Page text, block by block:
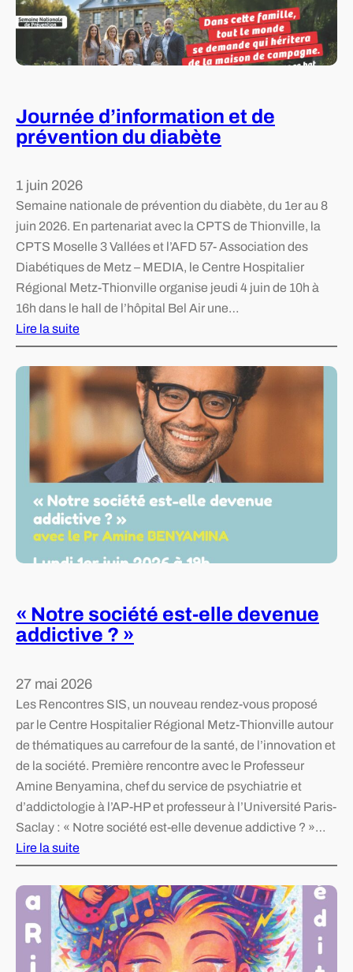
:
J
o
n
é
n
a
t
a
e
d
e
r
f
l
e
x
i
u
r
d
o
n
d
’
o
r
g
a
e
s
,
d
Journée d’information et de
prévention du diabète
1 juin 2026
Semaine nationale de prévention du diabète, du 1er au 8
juin 2026. En partenariat avec la CPTS de Thionville, la
CPTS Moselle 3 Vallées et l’AFD 57- Association des
Diabétiques de Metz – MEDIA, le Centre Hospitalier
Régional Metz-Thionville organise jeudi 4 juin de 10h à
16h dans le hall de l’hôpital Bel Air une…
Lire la suite
:
J
u
n
é
d
’
o
r
a
n
d
é
v
e
n
« Notre société est-elle devenue
addictive ? »
27 mai 2026
Les Rencontres SIS, un nouveau rendez-vous proposé
par le Centre Hospitalier Régional Metz-Thionville autour
de thématiques au carrefour de la santé, de l’innovation et
de la société. Première rencontre avec le Professeur
Amine Benyamina, chef du service de psychiatrie et
d’addictologie à l’AP-HP et professeur à l’Université Paris-
Saclay : « Notre société est-elle devenue addictive ? »…
Lire la suite
:
«
N
o